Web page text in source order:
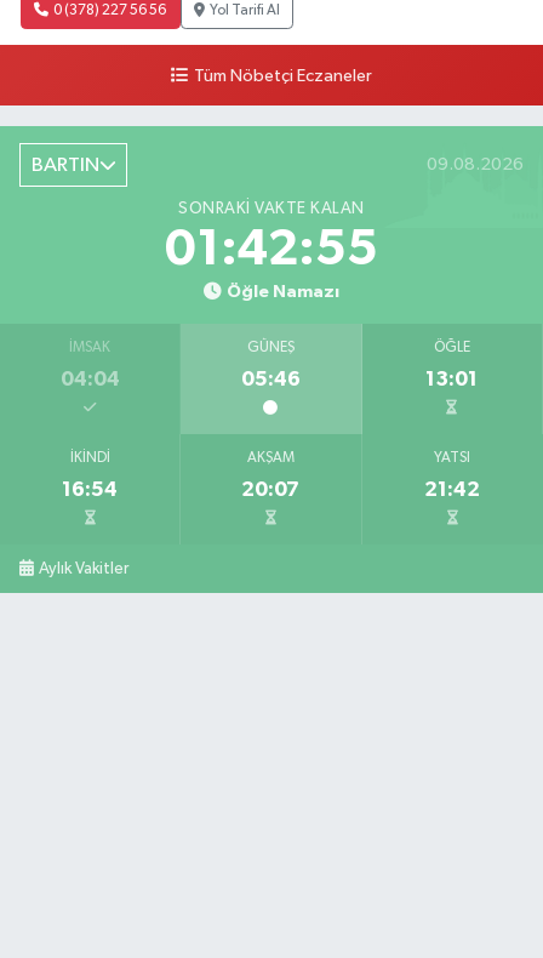
0 (378) 227 56 56 Yol Tarifi Al
Tüm Nöbetçi Eczaneler
BARTIN 09.08.2026
SONRAKI VAKTE KALAN
01:42:54
Öğle Namazı
İMSAK
04:04
GÜNEŞ
05:46
ÖĞLE
13:01
İKINDI
16:54
AKŞAM
20:07
YATSI
21:42
Aylık Vakitler